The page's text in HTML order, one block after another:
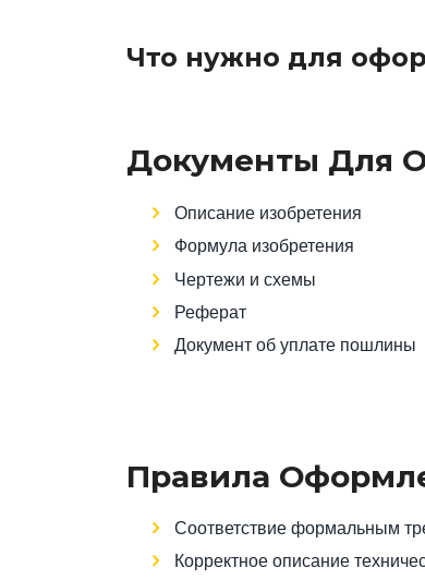
Что нужно для
Документы Для
Описание изобретения
Формула изобретения
Чертежи и схемы
Реферат
Документ об уплате пошлины
Правила
Соответствие формальным
Корректное описание